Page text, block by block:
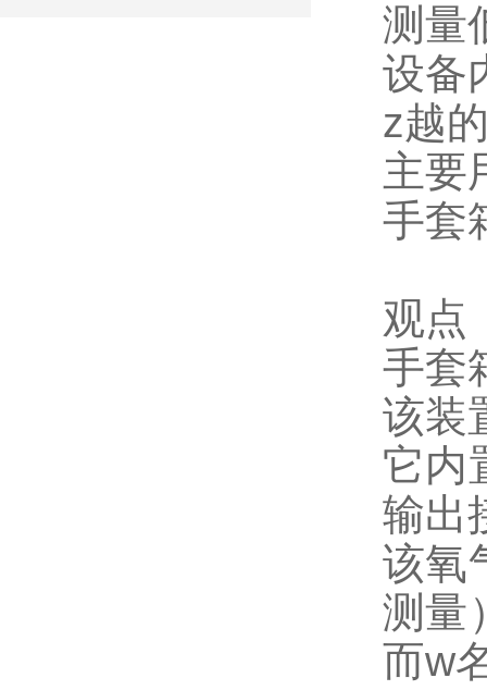
测量
设备
z越
主要
手套
观点
手套
该装
它内
输出
该氧
测量
而w